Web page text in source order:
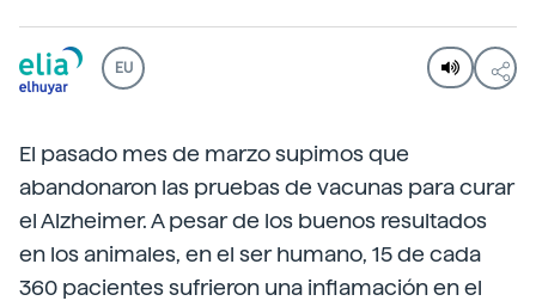
EU
El pasado mes de marzo supimos que
abandonaron las pruebas de vacunas para curar
el Alzheimer. A pesar de los buenos resultados
en los animales, en el ser humano, 15 de cada
360 pacientes sufrieron una inflamación en el